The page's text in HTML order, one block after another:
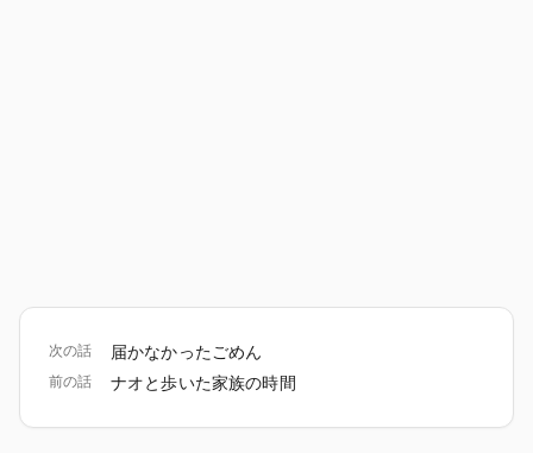
次の話 届かなかったごめん
前の話 ナオと歩いた家族の時間